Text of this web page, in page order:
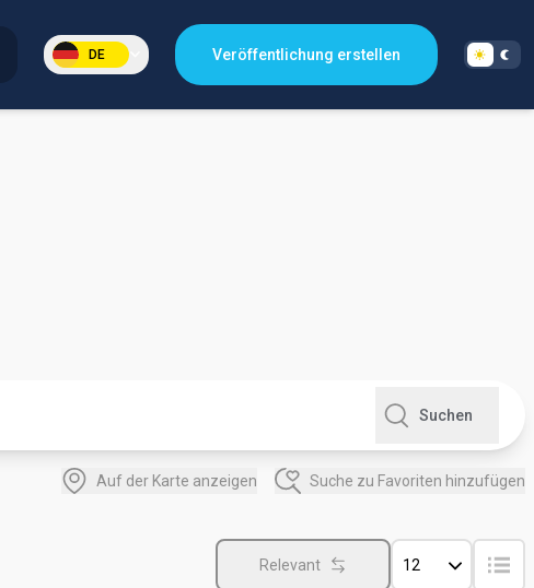
DE Veröffentlichung erstellen
Suchen
Auf der Karte anzeigen Suche zu Favoriten hinzufügen
Relevant 12